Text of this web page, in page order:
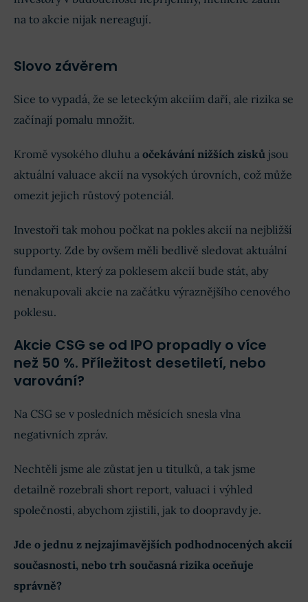
na to akcie nijak nereagují.
Slovo závěrem
Sice to vypadá, že se leteckým akciím daří, ale rizika se
začínají pomalu množit.
Kromě vysokého dluhu a očekávání nižších zisků jsou
aktuální valuace akcií na vysokých úrovních, což může
omezit jejich růstový potenciál.
Investoři tak mohou počkat na pokles akcií na nejbližší
supporty. Zde by ovšem měli bedlivě sledovat aktuální
fundament, který za poklesem akcií bude stát, aby
nenakupovali akcie na začátku výraznějšího cenového
poklesu.
Akcie CSG se od IPO propadly o více
než 50 %. Příležitost desetiletí, nebo
varování?
Na CSG se v posledních měsících snesla vlna
negativních zpráv.
Nechtěli jsme ale zůstat jen u titulků, a tak jsme
detailně rozebrali short report, valuaci i výhled
společnosti, abychom zjistili, jak to doopravdy je.
Jde o jednu z nejzajímavějších podhodnocených akcií
současnosti, nebo trh současná rizika oceňuje
správně?